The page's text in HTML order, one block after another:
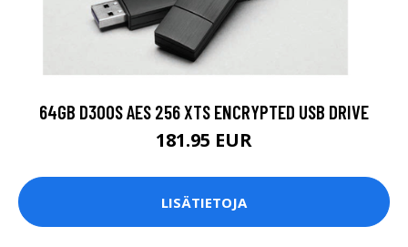
64GB D300S AES 256 XTS ENCRYPTED USB DRIVE
181.95 EUR
LISÄTIETOJA